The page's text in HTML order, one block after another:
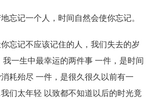
忘记一个人，时间自然会使你忘记。
忘记不应该记住的人，我们失去的岁
我一生中最幸运的两件事 一件，是时间
耗殆尽 一件，是很久很久以前有一
们太年轻 以致都不知道以后的时光竟